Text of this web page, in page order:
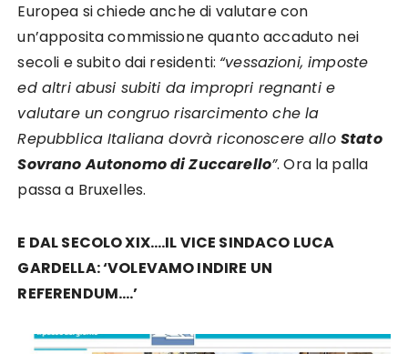
Europea si chiede anche di valutare con
un’apposita commissione quanto accaduto nei
secoli e subito dai residenti: “vessazioni, imposte
ed altri abusi subiti da impropri regnanti e
valutare un congruo risarcimento che la
Repubblica Italiana dovrà riconoscere allo Stato
Sovrano Autonomo di Zuccarello”. Ora la palla
passa a Bruxelles.
E DAL SECOLO XIX….IL VICE SINDACO LUCA
GARDELLA: ‘VOLEVAMO INDIRE UN
REFERENDUM….’